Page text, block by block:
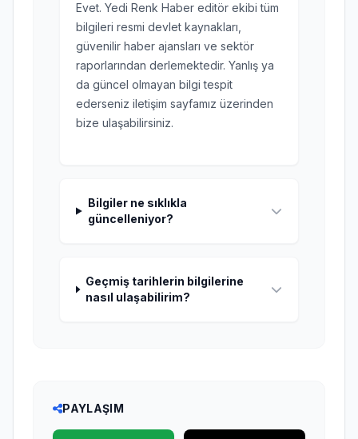
Evet. Yedi Renk Haber editör ekibi tüm
bilgileri resmi devlet kaynakları,
güvenilir haber ajansları ve sektör
raporlarından derlemektedir. Yanlış ya
da güncel olmayan bilgi tespit
ederseniz iletişim sayfamız üzerinden
bize ulaşabilirsiniz.
Bilgiler ne sıklıkla
güncelleniyor?
Geçmiş tarihlerin bilgilerine
nasıl ulaşabilirim?
PAYLAŞIM